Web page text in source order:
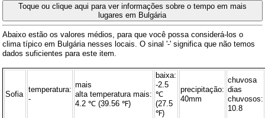
Toque ou clique aqui para ver informações sobre o tempo em mais
lugares em Bulgária
Abaixo estão os valores médios, para que você possa considerá-los o
clima típico em Bulgária nesses locais. O sinal '-' significa que não temos
dados suficientes para este item.
Sofia
temperatura:
-
mais
alta temperatura mais:
4.2 ℃ (39.56 ℉)
baixa:
-2.5
℃
(27.5
℉)
precipitação:
40mm
chuvosa
dias
chuvosos:
10.8